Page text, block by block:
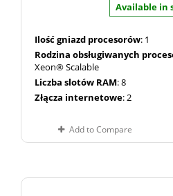
Available in
Ilość gniazd procesorów: 1
Rodzina obsługiwanych
Xeon® Scalable
Liczba slotów RAM: 8
Złącza internetowe: 2
Add to Compare